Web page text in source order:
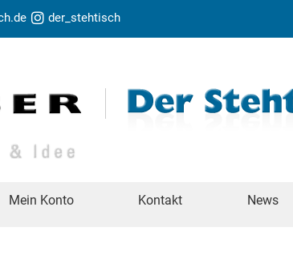
der_stehtisch
Mein Konto Kontakt News